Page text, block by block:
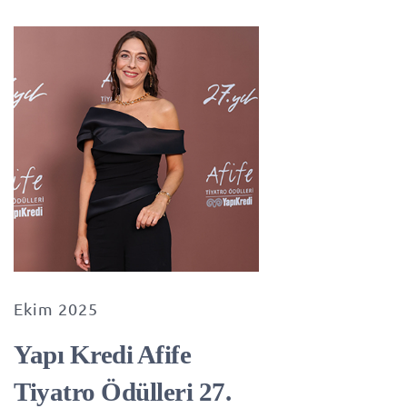
Ekim 2025
Yapı Kredi Afife
Tiyatro Ödülleri 27.